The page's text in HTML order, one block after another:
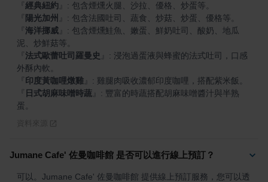
經典紐約
陽光加州
海洋挪威
: 包含煙燻鮭魚、嫩蛋、鮮奶吐司、酸奶、地瓜
法式歐蕾吐司羅曼史
: 浸泡過蛋液與蜂蜜的法式吐司，口感
印度黃咖哩燉雞
日式胡麻味噌時蔬
: 豐富的時蔬搭配胡麻味噌醬汁與半熟
蛋。
Jumane Cafe' 佐曼咖啡館 是否可以進行線上預訂？
可以。Jumane Cafe' 佐曼咖啡館 提供線上預訂服務，您可以透